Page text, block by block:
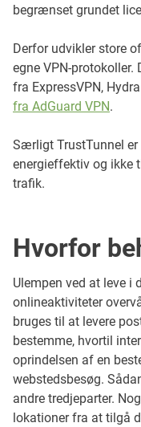
begrænset grundet
Derfor udvikler store
egne VPN-
fra ExpressVPN,
fra AdGuard VPN.
Særligt TrustTunnel
energieffektiv og ikke
trafik.
Hvorfor
Ulempen ved at leve i
onlineaktiviteter
bruges til at levere
bestemme, hvortil
oprindelsen af en
webstedsbesøg.
andre tredjeparter.
lokationer fra at tilgå